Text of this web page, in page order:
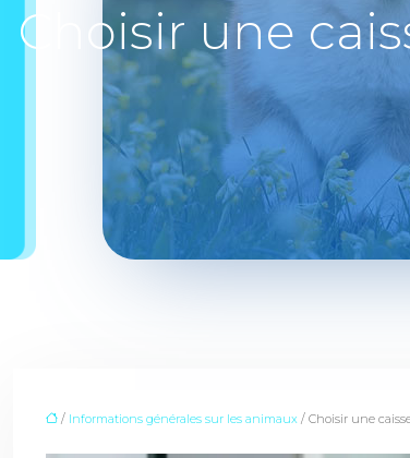
Choisir une
/ Informations générales sur les animaux / Choisir une